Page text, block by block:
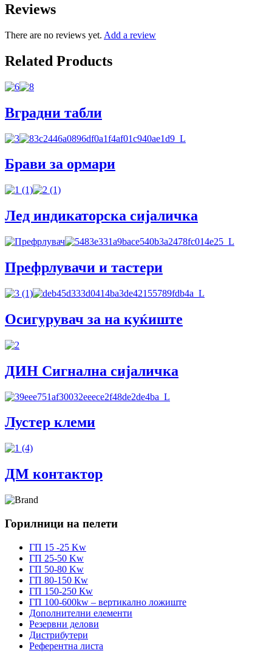
Reviews
There are no reviews yet. Add a review
Related Products
Вградни табли
Брави за ормари
Лед индикаторска сијаличка
Префрлувачи и тастери
Осигурувач за на куќиште
ДИН Сигнална сијаличка
Лустер клеми
ДМ контактор
Горилници на пелети
ГП 15 -25 Kw
ГП 25-50 Kw
ГП 50-80 Kw
ГП 80-150 Кw
ГП 150-250 Кw
ГП 100-600kw – вертикално ложиште
Дополнителни елементи
Резервни делови
Дистрибутери
Референтна листа